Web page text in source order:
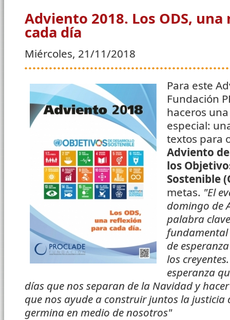
Adviento 2018. Los ODS,
cada día
Miércoles, 21/11/2018
Para este
Fundación
haceros
especial:
textos para
Adviento
los
Sostenible
metas. "El
domingo de
palabra
fundamental
de
los
esperanza
días que nos separan de la Navidad y
que nos ayude a construir juntos la
germina en medio de nosotros"